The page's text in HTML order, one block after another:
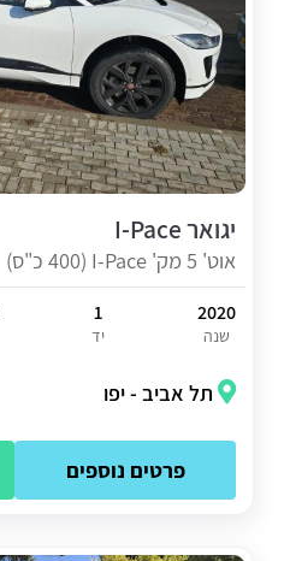
יגואר I-Pace
אוט' 5 מק' I-Pace (400 כ"ס)
2020
שנה
1
יד
תל אביב - יפו
פרטים נוספים